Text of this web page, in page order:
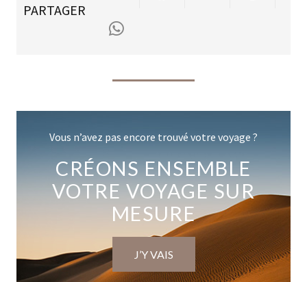
PARTAGER
Vous n’avez pas encore trouvé votre voyage ?
CRÉONS ENSEMBLE
VOTRE VOYAGE SUR
MESURE
J’Y VAIS